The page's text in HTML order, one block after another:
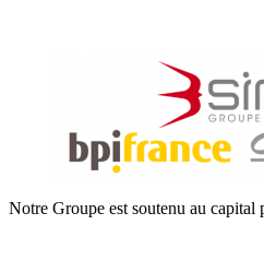
Notre Groupe est soutenu au capital